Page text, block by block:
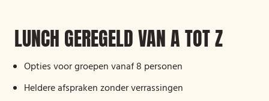
LUNCH GEREGELD VAN A TOT Z
Opties voor groepen vanaf 8 personen
Heldere afspraken zonder verrassingen